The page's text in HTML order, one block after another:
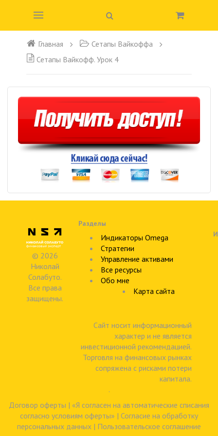
Главная
Сетапы Вайкоффа
Сетапы Вайкофф. Урок 4
© 2026
Николай
Солабуто.
Все права
защищены.
Разделы
Индикаторы Omega
Стратегии
Управление активами
Все ресурсы
Обо мне
Карта сайта
Сайт носит информационный
характер и не является
инвестиционной рекомендацией.
Торговля на финансовых рынках
сопряжена с рисками потери
капитала.
.
Договор оферты | «Я согласен на автоматические списания
согласно условиям оферты» | Согласие на обработку
персональных данных | Пользовательское соглашение